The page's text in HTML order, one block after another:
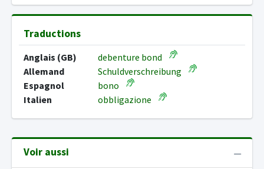
Traductions
Anglais (GB)
debenture bond
Allemand
Schuldverschreibung
Espagnol
bono
Italien
obbligazione
Voir aussi